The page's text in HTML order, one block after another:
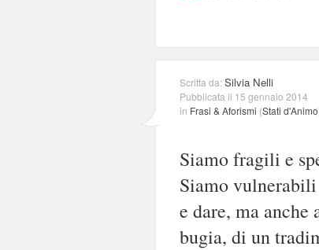
Scritta da:Silvia Nelli
Pubblicata il 15 gennaio 2014
in Frasi & Aforismi (Stati d'Animo
Siamo fragili e
Siamo
e dare, ma anche
bugia, di un